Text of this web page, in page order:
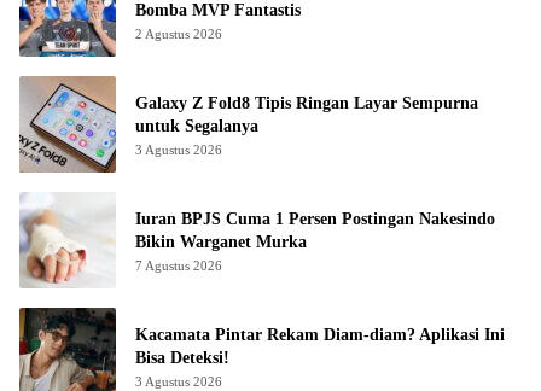
Bomba MVP Fantastis
2 Agustus 2026
Galaxy Z Fold8 Tipis Ringan Layar Sempurna
untuk Segalanya
3 Agustus 2026
Iuran BPJS Cuma 1 Persen Postingan Nakesindo
Bikin Warganet Murka
7 Agustus 2026
Kacamata Pintar Rekam Diam-diam? Aplikasi Ini
Bisa Deteksi!
3 Agustus 2026